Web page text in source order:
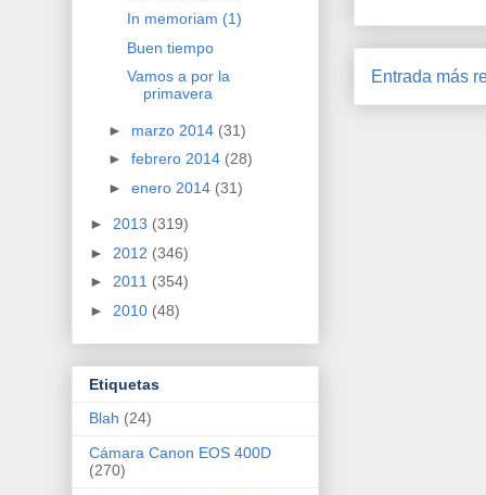
Entrada más
In memoriam (1)
Buen tiempo
Vamos a por la
primavera
► marzo 2014 (31)
► febrero 2014 (28)
► enero 2014 (31)
► 2013 (319)
► 2012 (346)
► 2011 (354)
► 2010 (48)
Etiquetas
Blah (24)
Cámara Canon EOS 400D
(270)